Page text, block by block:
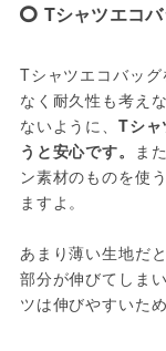
Tシャツエコ
Tシャツエコバッ
なく耐久性も考え
ないように、 Tシャ
うと安心です。 ま
ン素材のものを使
ますよ。
あまり薄い生地だ
部分が伸びてしま
ツは伸びやすいた